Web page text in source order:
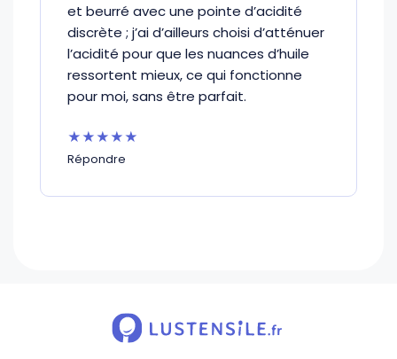
et beurré avec une pointe d’acidité
discrète ; j’ai d’ailleurs choisi d’atténuer
l’acidité pour que les nuances d’huile
ressortent mieux, ce qui fonctionne
pour moi, sans être parfait.
★★★★★
Répondre